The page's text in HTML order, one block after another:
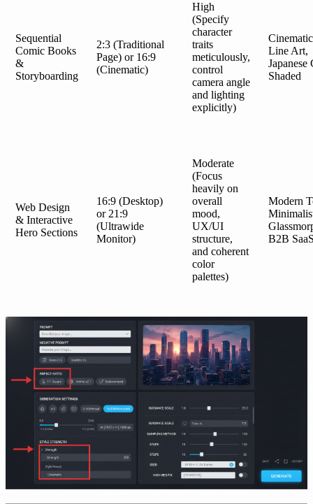
Sequential
Comic Books
&
Storyboarding
2:3 (Traditional
Page) or 16:9
(Cinematic)
High
(Specify
character
traits
meticulously,
control
camera angle
and lighting
explicitly)
Line Art,
Japanese
Shaded
Web Design
& Interactive
Hero Sections
16:9 (Desktop)
or 21:9
(Ultrawide
Monitor)
Moderate
(Focus
heavily on
overall
mood,
UX/UI
structure,
and coherent
color
palettes)
Modern
B2B